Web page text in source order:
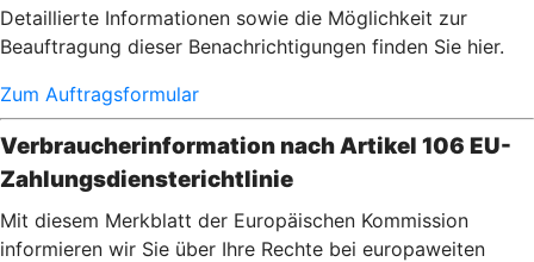
Detaillierte Informationen sowie die Möglichkeit zur
Beauftragung dieser Benachrichtigungen finden Sie hier.
Zum Auftragsformular
Verbraucherinformation nach Artikel 106 EU-
Zahlungsdiensterichtlinie
Mit diesem Merkblatt der Europäischen Kommission
informieren wir Sie über Ihre Rechte bei europaweiten